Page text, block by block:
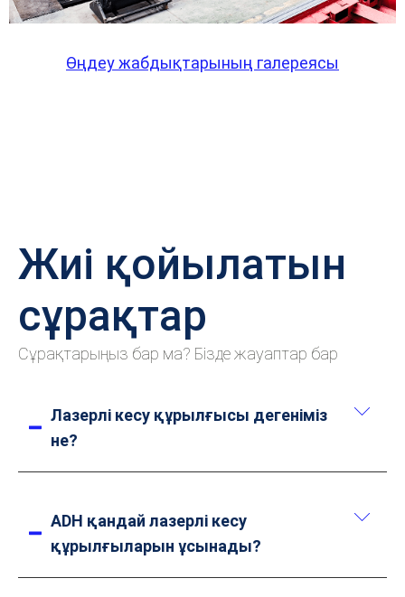
Өңдеу жабдықтарының галереясы
Жиі қойылатын
сұрақтар
Сұрақтарыңыз бар ма? Бізде жауаптар бар
Лазерлі кесу құрылғысы дегеніміз
не?
материалдарды кесу үшін жоғары энергиялы
лазер сәулесін қолданатын дәл өңдеу
құрылғысы. Лазер энергиясын кішкентай
ADH қандай лазерлі кесу
құрылғыларын ұсынады?